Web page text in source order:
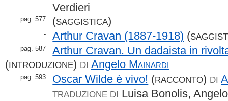
Verdieri
pag. 577 (SAGGISTICA)
- Arthur Cravan (1887-1918) (
pag. 587
Arthur Cravan. Un dadaista in
(INTRODUZIONE) DI Angelo Mainardi
pag. 593 Oscar Wilde è vivo! (RACCONTO) DI
TRADUZIONE DI Luisa Bonolis,